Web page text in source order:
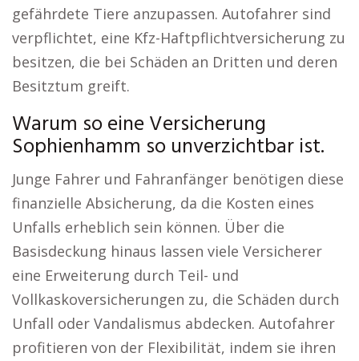
gefährdete Tiere anzupassen. Autofahrer sind
verpflichtet, eine Kfz-Haftpflichtversicherung zu
besitzen, die bei Schäden an Dritten und deren
Besitztum greift.
Warum so eine Versicherung
Sophienhamm so unverzichtbar ist.
Junge Fahrer und Fahranfänger benötigen diese
finanzielle Absicherung, da die Kosten eines
Unfalls erheblich sein können. Über die
Basisdeckung hinaus lassen viele Versicherer
eine Erweiterung durch Teil- und
Vollkaskoversicherungen zu, die Schäden durch
Unfall oder Vandalismus abdecken. Autofahrer
profitieren von der Flexibilität, indem sie ihren